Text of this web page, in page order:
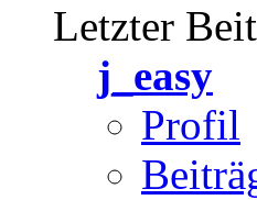
Letzter
j_easy
Profil